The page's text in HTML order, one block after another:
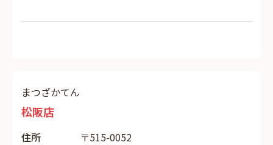
まつざかてん
松阪店
住所
〒515-0052